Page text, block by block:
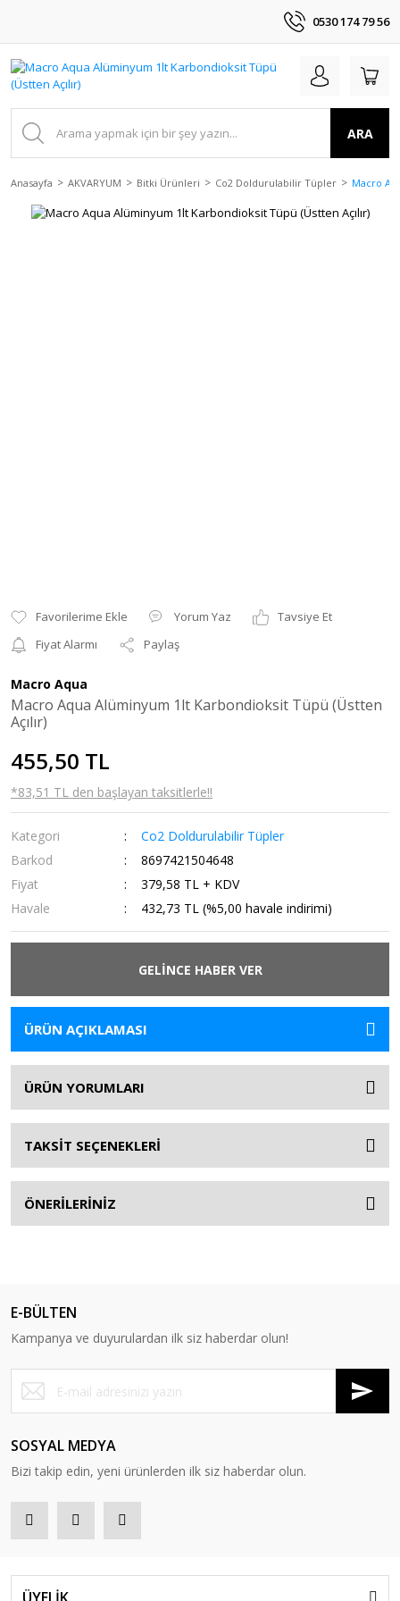
0530 174 79 56
ARA
Anasayfa AKVARYUM Bitki Ürünleri Co2 Doldurulabilir Tüpler Macro
Yorum Yaz
Tavsiye Et
Fiyat Alarmı
Paylaş
Macro Aqua
Macro Aqua Alüminyum 1lt Karbondioksit Tüpü (Üstten
Açılır)
455,50 TL
*83,51 TL den başlayan taksitlerle!!
Kategori
Co2 Doldurulabilir Tüpler
Barkod
8697421504648
Fiyat
379,58 TL + KDV
Havale
432,73 TL (%5,00 havale indirimi)
GELİNCE HABER VER
ÜRÜN AÇIKLAMASI
ÜRÜN YORUMLARI
TAKSİT SEÇENEKLERİ
ÖNERİLERİNİZ
E-BÜLTEN
Kampanya ve duyurulardan ilk siz haberdar olun!
SOSYAL MEDYA
Bizi takip edin, yeni ürünlerden ilk siz haberdar olun.